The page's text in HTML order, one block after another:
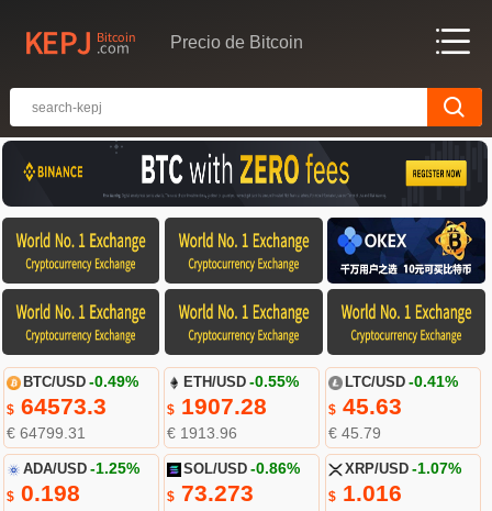
Precio de Bitcoin
BTC/USD -0.49%
$64573.3
€ 64799.31
ETH/USD -0.55%
$ 1907.28
€ 1913.96
LTC/USD -0.41%
$45.63
€ 45.79
ADA/USD -1.25%
$0.198
SOL/USD -0.86%
$ 73.273
XRP/USD -1.07%
$1.016